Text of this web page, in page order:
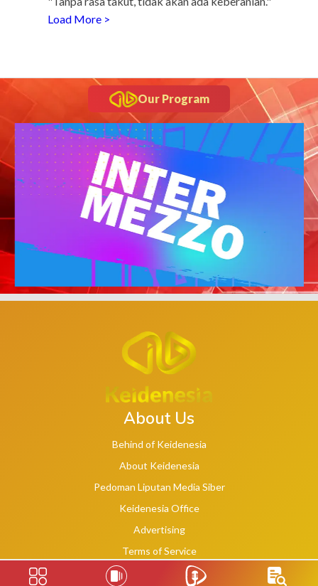
Load More >
Our Program
About Us
Behind of Keidenesia
About Keidenesia
Pedoman Liputan Media Siber
Keidenesia Office
Advertising
Terms of Service
Privacy Policy